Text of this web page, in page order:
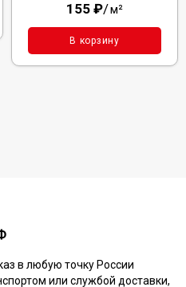
155 ₽/м²
В корзину
в любую точку России
или службой доставки,